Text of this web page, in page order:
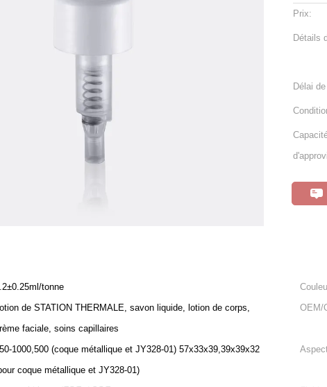
Prix:
Détails
Délai
tonne
de STATION THERMALE, savon liquide, lotion de corps,
faciale, soins capillaires
OEM/
1000,500 (coque métallique et JY328-01) 57x33x39,39x39x32
coque métallique et JY328-01)